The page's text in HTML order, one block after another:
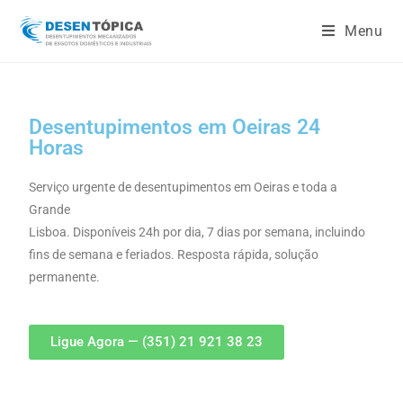
Menu
Desentupimentos em Oeiras 24
Horas
Serviço urgente de desentupimentos em Oeiras e toda a
Grande
Lisboa. Disponíveis 24h por dia, 7 dias por semana, incluindo
fins de semana e feriados. Resposta rápida, solução
permanente.
Ligue Agora — (351) 21 921 38 23